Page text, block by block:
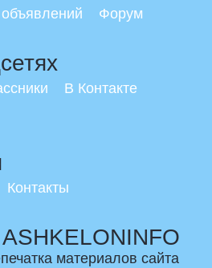
Форум
В Контакте
Контакты
материалов сайта